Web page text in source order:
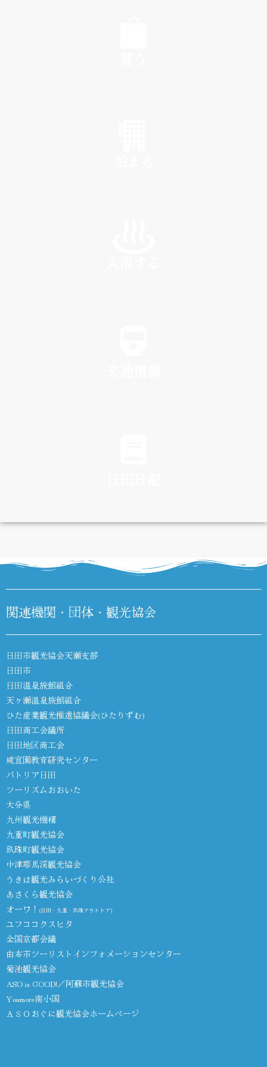
DIARY
関連機関・団体・観光協会
日田市観光協会天瀬支部
日田市
日田温泉旅館組合
天ヶ瀬温泉旅館組合
ひた産業観光推進協議会(ひたりずむ)
日田商工会議所
日田地区商工会
咸宜園教育研究センター
パトリア日田
ツーリズムおおいた
大分県
九州観光機構
九重町観光協会
玖珠町観光協会
中津耶馬渓観光協会
うきは観光みらいづくり公社
あさくら観光協会
オーワ！ (日田・九重・玖珠アウトドア)
ユフココクスヒタ
全国京都会議
由布市ツーリストインフォメーションセンター
菊池観光協会
ASO is GOOD!／阿蘇市観光協会
Youmore南小国
ＡＳＯおぐに観光協会ホームページ